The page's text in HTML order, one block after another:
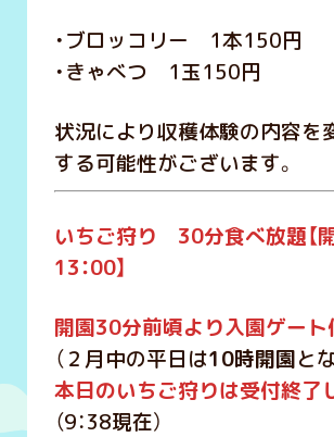
・ブロッコリー 1本150円
・きゃべつ 1玉150円
状況により収穫体験の内容を
する可能性がございます。
いちご狩り 30分食べ放題【
13：00】
開園30分前頃より入園ゲート
（２月中の平日は10時開園と
本日のいちご狩りは受付終了
（9：38現在）